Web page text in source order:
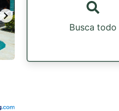
Busca todo